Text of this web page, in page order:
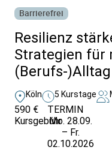
Barrierefrei
Resilienz
Strategien für
(Berufs-)Alltag
Köln 5 Kurstage
590 €
Kursgebühr
TERMIN
Mo. 28.09.
– Fr.
02.10.2026